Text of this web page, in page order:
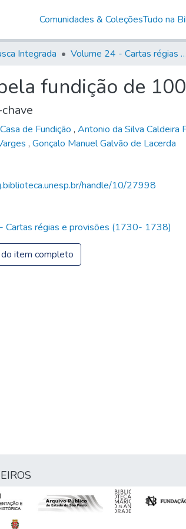
Comunidades & ColeçõesTudo na
Integrada Volume 24 - Cartas régias e provisões (1730- 1738)
fundição de
Casa de Fundição , Antonio da Silva Caldeira
, Gonçalo Manuel Galvão de Lacerda
handle/10/27998
Cartas régias e provisões (1730- 1738)
do item completo